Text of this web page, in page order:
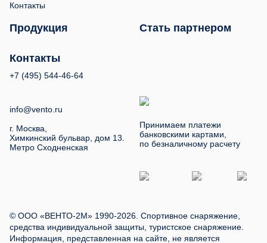
Контакты
Продукция Стать партнером
Контакты
+7 (495) 544-46-64
info@vento.ru
г. Москва,
Химкинский бульвар, дом 13.
Метро Сходненская
Принимаем платежи
банковскими картами,
по безналичному расчету
© ООО «ВЕНТО-2М» 1990-2026. Спортивное снаряжение,
средства индивидуальной защиты, туристское снаряжение.
Информация, представленная на сайте, не является